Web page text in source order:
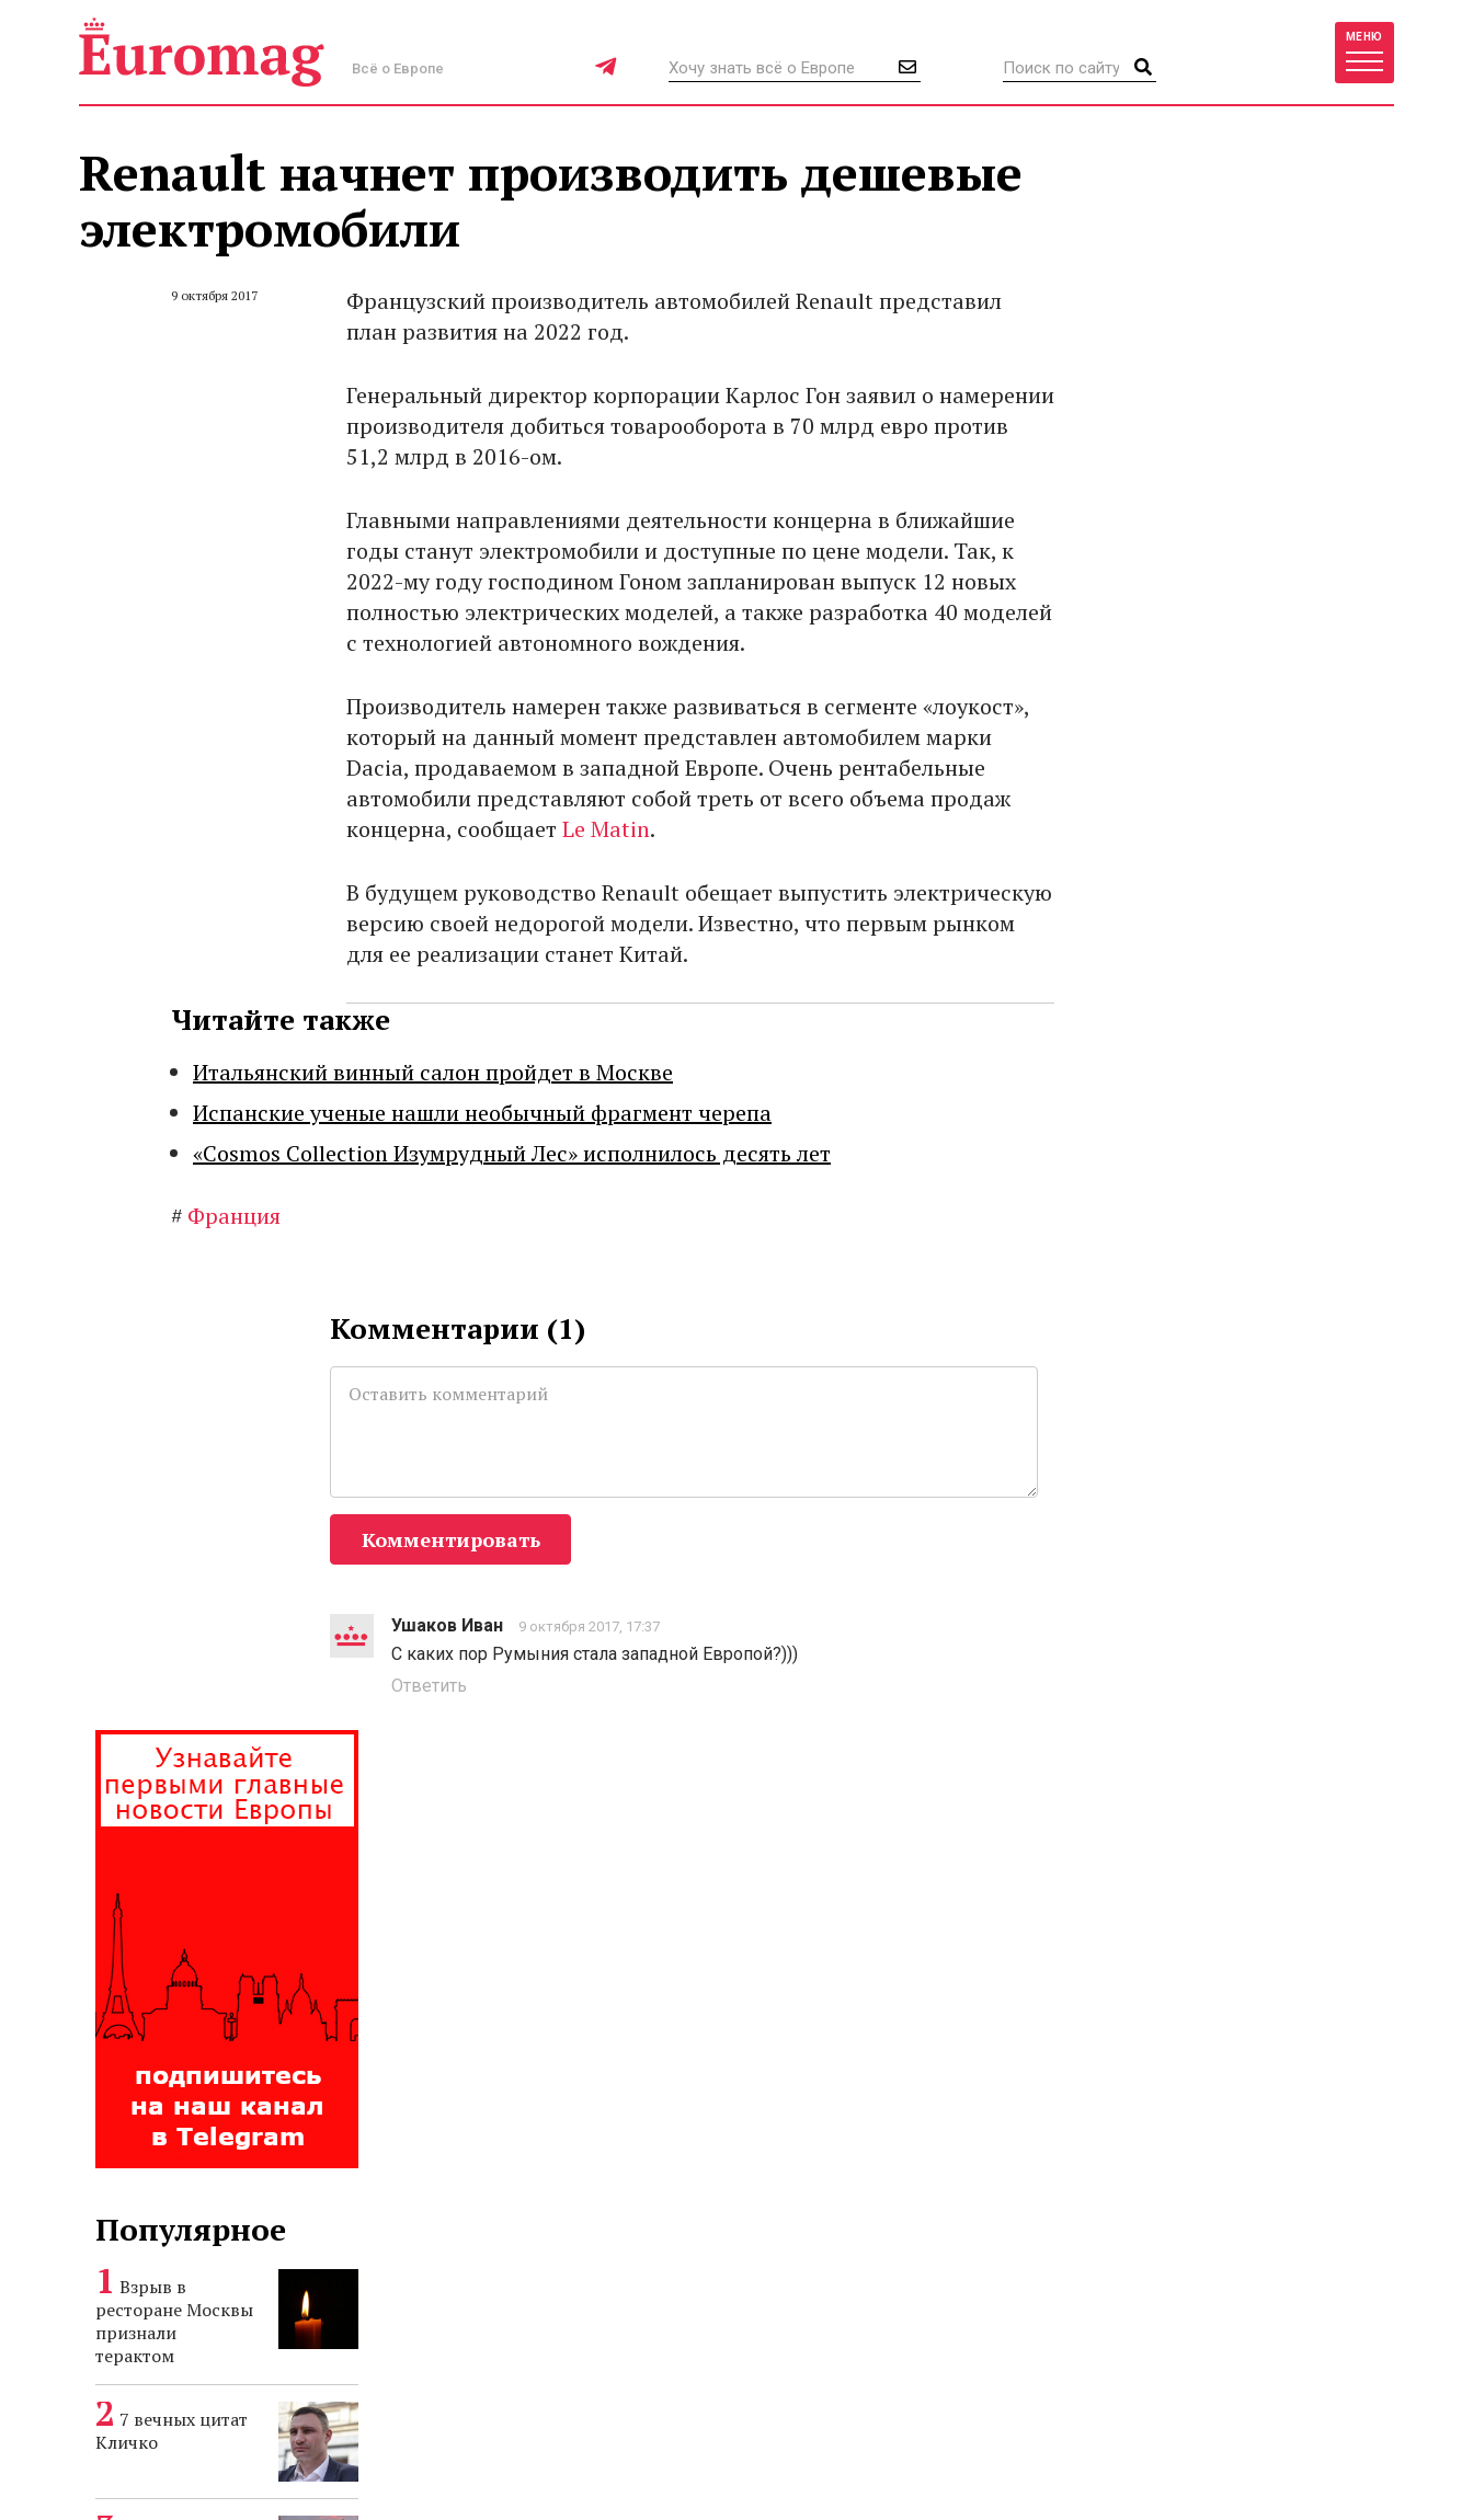
Всё о Европе
МЕНЮ
Renault начнет производить дешевые
электромобили
9 октября 2017
Французский производитель автомобилей Renault представил
план развития на 2022 год.
Генеральный директор корпорации Карлос Гон заявил о намерении
производителя добиться товарооборота в 70 млрд евро против
51,2 млрд в 2016-ом.
Главными направлениями деятельности концерна в ближайшие
годы станут электромобили и доступные по цене модели. Так, к
2022-му году господином Гоном запланирован выпуск 12 новых
полностью электрических моделей, а также разработка 40 моделей
с технологией автономного вождения.
Производитель намерен также развиваться в сегменте «лоукост»,
который на данный момент представлен автомобилем марки
Dacia, продаваемом в западной Европе. Очень рентабельные
автомобили представляют собой треть от всего объема продаж
концерна, сообщает Le Matin.
В будущем руководство Renault обещает выпустить электрическую
версию своей недорогой модели. Известно, что первым рынком
для ее реализации станет Китай.
Читайте также
Итальянский винный салон пройдет в Москве
Испанские ученые нашли необычный фрагмент черепа
«Cosmos Collection Изумрудный Лес» исполнилось десять лет
# Франция
Комментарии (1)
Комментировать
Ушаков Иван 9 октября 2017, 17:37
С каких пор Румыния стала западной Европой?)))
Ответить
Популярное
Взрыв в
ресторане Москвы
признали
терактом
7 вечных цитат
Кличко